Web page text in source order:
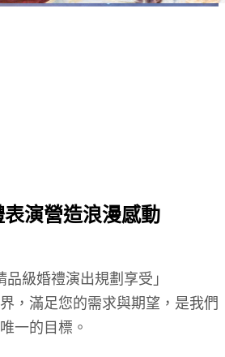
演營造浪漫感動
級婚禮演出規劃享受」
，滿足您的需求與期望，是我們
唯一的目標。